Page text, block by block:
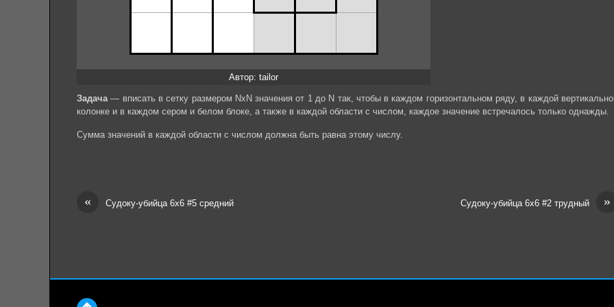
Автор: tailor
Задача — вписать в сетку размером NхN значения от 1 до N так, чтобы в каждом горизонтальном ряду, в каждой
колонке и в каждом сером и белом блоке, а также в каждой области с числом, каждое значение встречалось только однажды.
Сумма значений в каждой области с числом должна быть равна этому числу.
« Судоку-убийца 6х6 #5 средний »
Судоку-убийца 6х6 #2 трудный